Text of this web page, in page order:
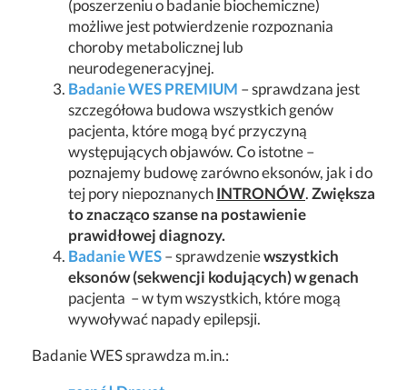
(poszerzeniu o badanie biochemiczne)
możliwe jest potwierdzenie rozpoznania
choroby metabolicznej lub
neurodegeneracyjnej.
Badanie WES PREMIUM – sprawdzana jest
szczegółowa budowa wszystkich genów
pacjenta, które mogą być przyczyną
występujących objawów. Co istotne –
poznajemy budowę zarówno eksonów, jak i do
tej pory niepoznanychINTRONÓW.Zwiększa
to znacząco szanse na postawienie
prawidłowej diagnozy.
Badanie WES– sprawdzeniewszystkich
eksonów (sekwencji kodujących) w genach
pacjenta – w tym wszystkich, które mogą
wywoływać napady epilepsji.
Badanie WES sprawdza m.in.: